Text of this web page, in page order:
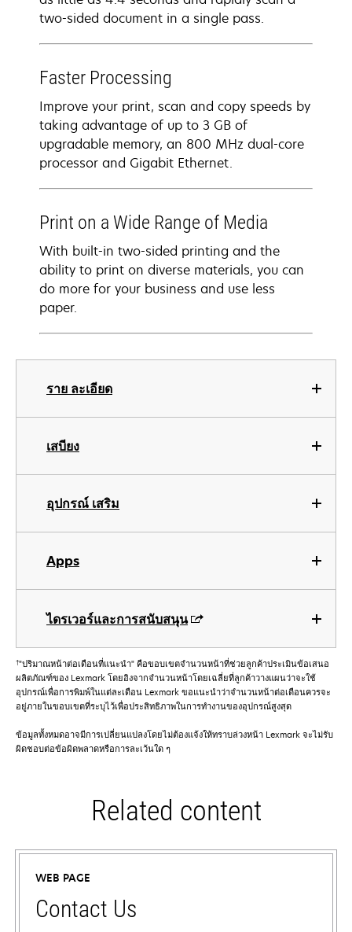
ราย ละเอียด
เสบียง
อุปกรณ์ เสริม
Apps
ไดรเวอร์และการสนับสนุน
two-sided document in a single pass.
Faster Processing
Improve your print, scan and copy speeds by
taking advantage of up to 3 GB of
upgradable memory, an 800 MHz dual-core
processor and Gigabit Ethernet.
Print on a Wide Range of Media
With built-in two-sided printing and the
ability to print on diverse materials, you can
do more for your business and use less
paper.
†"ปริมาณหน้าต่อเดือนที่แนะนำ" คือขอบเขตจำนวนหน้าที่ช่วยลูกค้าประเมินข้อเสนอ
ผลิตภัณฑ์ของ Lexmark โดยอิงจากจำนวนหน้าโดยเฉลี่ยที่ลูกค้าวางแผนว่าจะใช้
อุปกรณ์เพื่อการพิมพ์ในแต่ละเดือน Lexmark ขอแนะนำว่าจำนวนหน้าต่อเดือนควรจะ
อยู่ภายในขอบเขตที่ระบุไว้เพื่อประสิทธิภาพในการทำงานของอุปกรณ์สูงสุด
ข้อมูลทั้งหมดอาจมีการเปลี่ยนแปลงโดยไม่ต้องแจ้งให้ทราบล่วงหน้า Lexmark จะไม่รับ
ผิดชอบต่อข้อผิดพลาดหรือการละเว้นใด ๆ
Related content
WEB PAGE
Contact Us